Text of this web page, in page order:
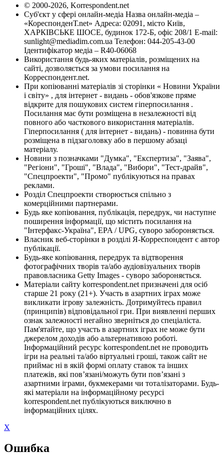
© 2000-2026, Korrespondent.net
Суб'єкт у сфері онлайн-медіа Назва онлайн-медіа –
«КореспонденТ.net» Адреса: 02091, місто Київ,
ХАРКІВСЬКЕ ШОСЕ, будинок 172-Б, офіс 208/1 E-mail:
sunlight@mediadim.com.ua Телефон: 044-205-43-00
Ідентифікатор медіа – R40-06068
Використання будь-яких матеріалів, розміщених на
сайті, дозволяється за умови посилання на
Корреспондент.net.
При копіюванні матеріалів зі сторінки « Новини України
і світу» , для інтернет - видань - обов'язкове пряме
відкрите для пошукових систем гіперпосилання .
Посилання має бути розміщена в незалежності від
повного або часткового використання матеріалів.
Гіперпосилання ( для інтернет - видань) - повинна бути
розміщена в підзаголовку або в першому абзаці
матеріалу.
Новини з позначками "Думка", "Експертиза", "Заява",
"Регіони", "Гроші", "Влада", "Вибори", "Тест-драйв",
"Спецпроекти", "Промо" публікуються на правах
реклами.
Розділ Спецпроекти створюється спільно з
комерційними партнерами.
Будь яке копіювання, публікація, передрук, чи наступне
поширення інформації, що містить посилання на
"Інтерфакс-Україна", EPA / UPG, суворо забороняється.
Власник веб-сторінки в розділі Я-Корреспондент є автор
публікації.
Будь-яке копіювання, передрук та відтворення
фотографічних творів та/або аудіовізуальних творів
правовласника Getty Images - суворо забороняється.
Матеріали сайту korrespondent.net призначені для осіб
старше 21 року (21+). Участь в азартних іграх може
викликати ігрову залежність. Дотримуйтесь правил
(принципів) відповідальної гри. При виявленні перших
ознак залежності негайно зверніться до спеціаліста.
Пам'ятайте, що участь в азартних іграх не може бути
джерелом доходів або альтернативою роботі.
Інформаційний ресурс korrespondent.net не проводить
ігри на реальні та/або віртуальні гроші, також сайт не
приймає ні в якій формі оплату ставок та інших
платежів, які пов’язані/можуть бути пов’язані з
азартними іграми, букмекерами чи тоталізаторами. Будь-
які матеріали на інформаційному ресурсі
korrespondent.net публікуються виключно в
інформаційних цілях.
X
Ошибка